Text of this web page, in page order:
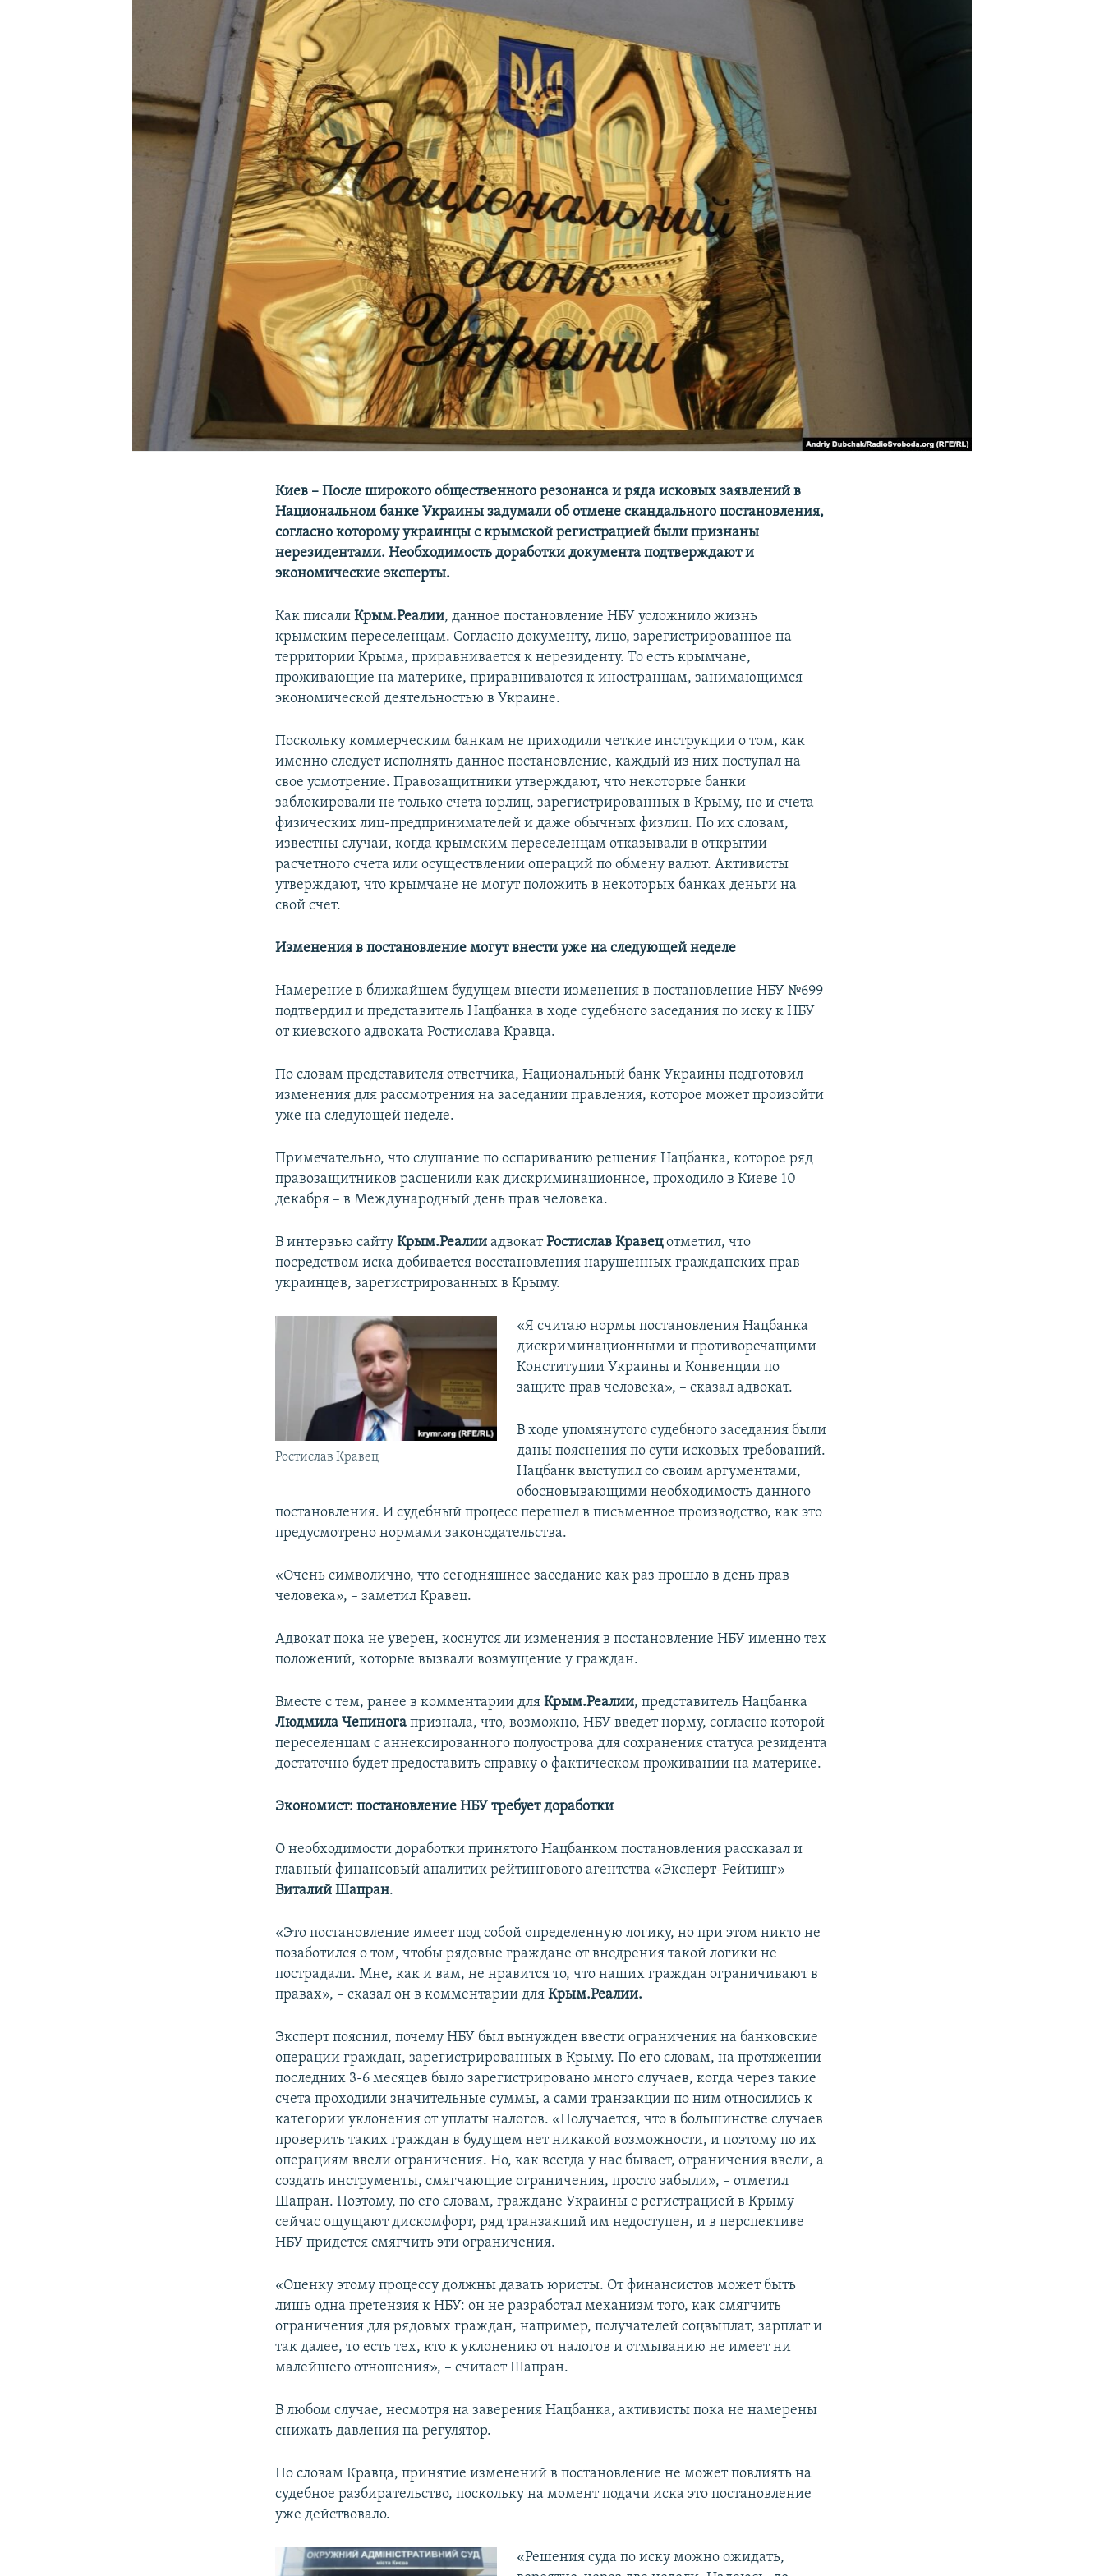
УКРАИНСКАЯ ПРОБЛЕМА КРЫМА
Киев – После широкого общественного резонанса и ряда исковых заявлений в
Национальном банке Украины задумали об отмене скандального постановления,
согласно которому украинцы с крымской регистрацией были признаны
нерезидентами. Необходимость доработки документа подтверждают и
экономические эксперты.
Как писалиКрым.Реалии, данное постановление НБУ усложнило жизнь
крымским переселенцам. Согласно документу, лицо, зарегистрированное на
территории Крыма, приравнивается к нерезиденту. То есть крымчане,
проживающие на материке, приравниваются к иностранцам, занимающимся
экономической деятельностью в Украине.
Поскольку коммерческим банкам не приходили четкие инструкции о том, как
именно следует исполнять данное постановление, каждый из них поступал на
свое усмотрение. Правозащитники утверждают, что некоторые банки
заблокировали не только счета юрлиц, зарегистрированных в Крыму, но и счета
физических лиц-предпринимателей и даже обычных физлиц. По их словам,
известны случаи, когда крымским переселенцам отказывали в открытии
расчетного счета или осуществлении операций по обмену валют. Активисты
утверждают, что крымчане не могут положить в некоторых банках деньги на
свой счет.
Изменения в постановление могут внести уже на следующей неделе
Намерение в ближайшем будущем внести изменения в постановление НБУ №699
подтвердил и представитель Нацбанка в ходе судебного заседания по иску к НБУ
от киевского адвоката Ростислава Кравца.
По словам представителя ответчика, Национальный банк Украины подготовил
изменения для рассмотрения на заседании правления, которое может произойти
уже на следующей неделе.
Примечательно, что слушание по оспариванию решения Нацбанка, которое ряд
правозащитников расценили как дискриминационное, проходило в Киеве 10
декабря – в Международный день прав человека.
В интервью сайтуКрым.Реалии адвокатРостислав Кравецотметил, что
посредством иска добивается восстановления нарушенных гражданских прав
украинцев, зарегистрированных в Крыму.
Ростислав Кравец
«Я считаю нормы постановления Нацбанка
дискриминационными и противоречащими
Конституции Украины и Конвенции по
защите прав человека», – сказал адвокат.
В ходе упомянутого судебного заседания были
даны пояснения по сути исковых требований.
Нацбанк выступил со своим аргументами,
обосновывающими необходимость данного
постановления. И судебный процесс перешел в письменное производство, как это
предусмотрено нормами законодательства.
«Очень символично, что сегодняшнее заседание как раз прошло в день прав
человека», – заметил Кравец.
Адвокат пока не уверен, коснутся ли изменения в постановление НБУ именно тех
положений, которые вызвали возмущение у граждан.
Вместе с тем, ранее в комментарии дляКрым.Реалии, представитель Нацбанка
Людмила Чепинога признала, что, возможно, НБУ введет норму, согласно которой
переселенцам с аннексированного полуострова для сохранения статуса резидента
достаточно будет предоставить справку о фактическом проживании на материке.
Экономист: постановление НБУтребует доработки
О необходимости доработки принятого Нацбанком постановления рассказал и
главный финансовый аналитик рейтингового агентства «Эксперт-Рейтинг»
Виталий Шапран.
«Это постановление имеет под собой определенную логику, но при этом никто не
позаботился о том, чтобы рядовые граждане от внедрения такой логики не
пострадали. Мне, как и вам, не нравится то, что наших граждан ограничивают в
правах», – сказал он в комментарии дляКрым.Реалии.
Эксперт пояснил, почему НБУ был вынужден ввести ограничения на банковские
операции граждан, зарегистрированных в Крыму. По его словам, на протяжении
последних 3-6 месяцев было зарегистрировано много случаев, когда через такие
счета проходили значительные суммы, а сами транзакции по ним относились к
категории уклонения от уплаты налогов. «Получается, что в большинстве случаев
проверить таких граждан в будущем нет никакой возможности, и поэтому по их
операциям ввели ограничения. Но, как всегда у нас бывает, ограничения ввели, а
создать инструменты, смягчающие ограничения, просто забыли», – отметил
Шапран. Поэтому, по его словам, граждане Украины с регистрацией в Крыму
сейчас ощущают дискомфорт, ряд транзакций им недоступен, и в перспективе
НБУ придется смягчить эти ограничения.
«Оценку этому процессу должны давать юристы. От финансистов может быть
лишь одна претензия к НБУ: он не разработал механизм того, как смягчить
ограничения для рядовых граждан, например, получателей соцвыплат, зарплат и
так далее, то есть тех, кто к уклонению от налогов и отмыванию не имеет ни
малейшего отношения», – считает Шапран.
В любом случае, несмотря на заверения Нацбанка, активисты пока не намерены
снижать давления на регулятор.
По словам Кравца, принятие изменений в постановление не может повлиять на
судебное разбирательство, поскольку на момент подачи иска это постановление
уже действовало.​
«Решения суда по иску можно ожидать,